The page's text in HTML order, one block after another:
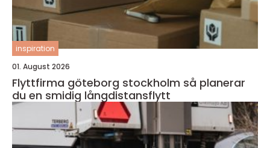
inspiration
01. August 2026
Flyttfirma göteborg stockholm så planerar
du en smidig långdistansflytt